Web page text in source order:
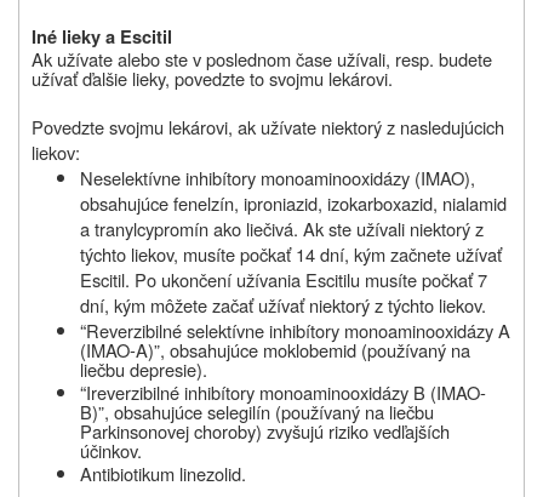
Iné lieky a Escitil
Ak užívate alebo ste v poslednom čase užívali, resp. budete
užívať ďalšie lieky, povedzteto svojmu lekárovi.
Povedzte svojmu lekárovi, ak užívate niektorý z nasledujúcich
liekov:
Neselektívne inhibítory monoaminooxidázy (IMAO),
obsahujúce fenelzín, iproniazid, izokarboxazid, nialamid
a tranylcypromín ako liečivá. Ak ste užívali niektorý z
týchto liekov, musíte počkať 14 dní, kým začnete užívať
Escitil. Po ukončení užívania Escitilu musíte počkať 7
dní, kým môžete začať užívať niektorý z týchto liekov.
“Reverzibilné selektívne inhibítory monoaminooxidázy A
(IMAO-A)”, obsahujúce moklobemid (používaný na
liečbu depresie).
“Ireverzibilné inhibítory monoaminooxidázy B (IMAO-
B)”, obsahujúce selegilín (používaný na liečbu
Parkinsonovej choroby) zvyšujú riziko vedľajších
účinkov.
Antibiotikum linezolid.